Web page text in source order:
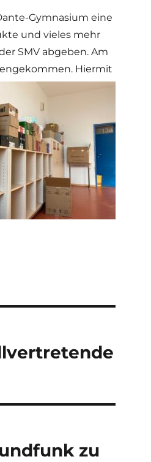
Gymnasium eine
und vieles mehr
SMV abgeben. Am
Hiermit
zu